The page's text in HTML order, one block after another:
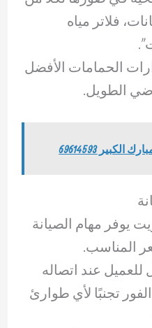
فلاتر مياه
الحمامات الأفضل
الطويل.
69614593
يوفر مهام الصيانة
المناسب.
للعميل عند اتصاله
تجنبًا لأي طوارئ